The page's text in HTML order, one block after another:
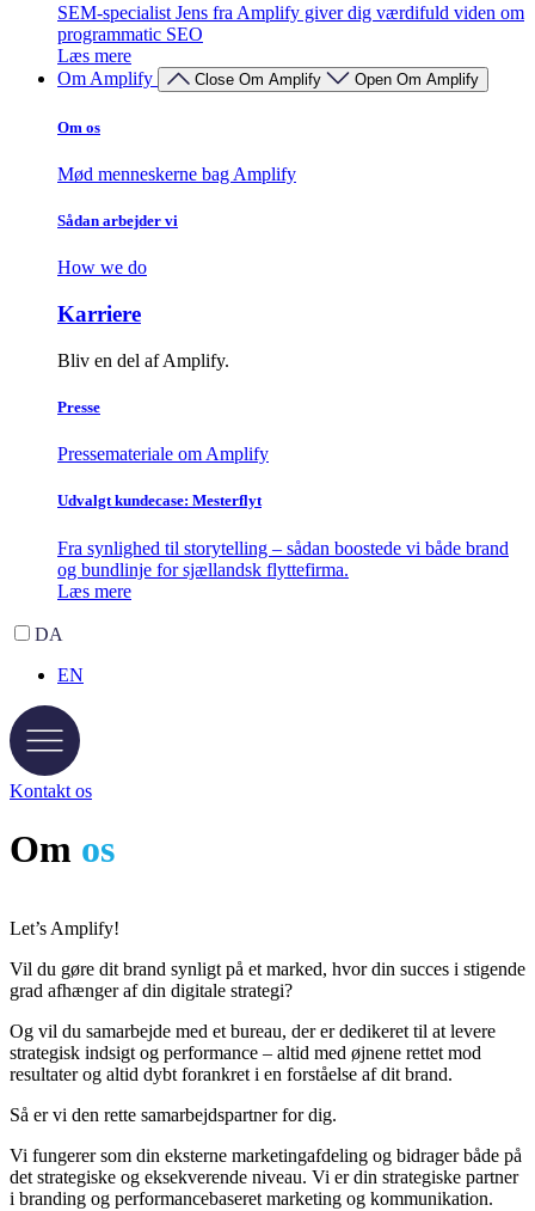
SEM-specialist Jens fra Amplify giver dig værdifuld viden om
programmatic SEO
Læs mere
Om Amplify
Close Om Amplify Open Om Amplify
Om os
Mød menneskerne bag Amplify
Sådan arbejder vi
How we do
Karriere
Bliv en del af Amplify.
Presse
Pressemateriale om Amplify
Udvalgt kundecase: Mesterflyt
Fra synlighed til storytelling – sådan boostede vi både brand
og bundlinje for sjællandsk flyttefirma.
Læs mere
DA
EN
Kontakt os
Om os
Let’s Amplify!
Vil du gøre dit brand synligt på et marked, hvor din succes i stigende
grad afhænger af din digitale strategi?
Og vil du samarbejde med et bureau, der er dedikeret til at levere
strategisk indsigt og performance – altid med øjnene rettet mod
resultater og altid dybt forankret i en forståelse af dit brand.
Så er vi den rette samarbejdspartner for dig.
Vi fungerer som din eksterne marketingafdeling og bidrager både på
det strategiske og eksekverende niveau. Vi er din strategiske partner
i branding og performancebaseret marketing og kommunikation.